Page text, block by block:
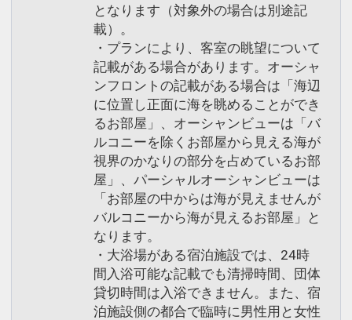
となります（対象外の場合は別途記
載）。
・プランにより、客室の眺望について
記載がある場合があります。オーシャ
ンフロントの記載がある場合は「海辺
に位置し正面に海を眺めることができ
るお部屋」、オーシャンビューは「バ
ルコニーを除くお部屋から見える海が
視界のかなりの部分を占めているお部
屋」、パーシャルオーシャンビューは
「お部屋の中からは海が見えませんが
バルコニーから海が見えるお部屋」と
なります。
・大浴場がある宿泊施設では、24時
間入浴可能な記載でも清掃時間、団体
貸切時間は入浴できません。また、宿
泊施設側の都合で臨時に男性用と女性